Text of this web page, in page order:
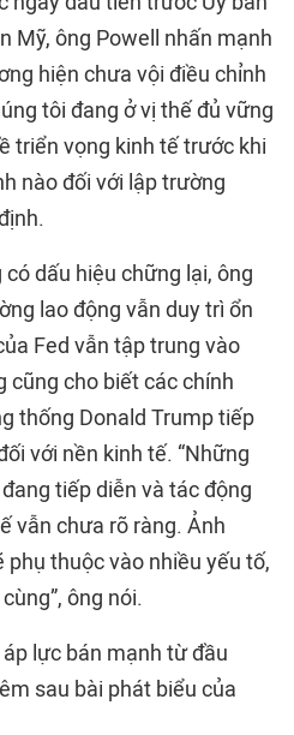
Mỹ, ông Powell nhấn mạnh
hiện chưa vội điều chỉnh
tôi đang ở vị thế đủ vững
triển vọng kinh tế trước khi
nào đối với lập trường
dấu hiệu chững lại, ông
lao động vẫn duy trì ổn
Fed vẫn tập trung vào
cũng cho biết các chính
thống Donald Trump tiếp
với nền kinh tế. “Những
tiếp diễn và tác động
vẫn chưa rõ ràng. Ảnh
thuộc vào nhiều yếu tố,
ông nói.
lực bán mạnh từ đầu
sau bài phát biểu của